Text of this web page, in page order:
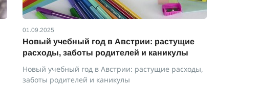
01.09.2025
Новый учебный год в Австрии: растущие
расходы, заботы родителей и каникулы
Новый учебный год в Австрии: растущие расходы,
заботы родителей и каникулы